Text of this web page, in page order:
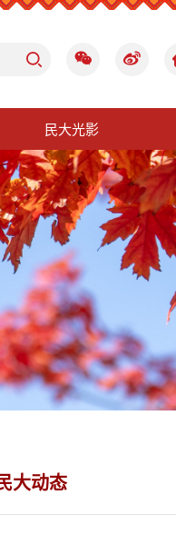
民大光影
大动态